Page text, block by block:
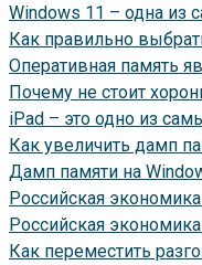
Windows 11 – одна из
Как правильно
Оперативная память
Почему не стоит
iPad – это одно из
Как увеличить дамп
Дамп памяти на
Российская
Российская
Как переместить